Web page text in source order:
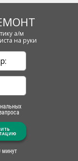
а/м
на руки
минут